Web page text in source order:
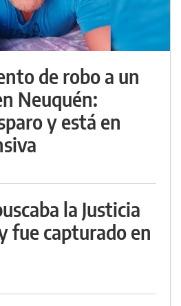
de robo a un
Neuquén:
y está en
la Justicia
fue capturado en